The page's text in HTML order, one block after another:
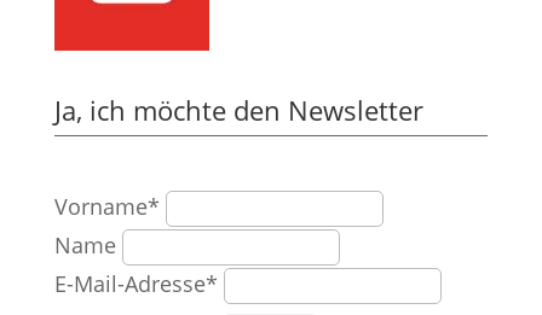
Ja, ich möchte den Newsletter
Vorname*
Name
E-Mail-Adresse*